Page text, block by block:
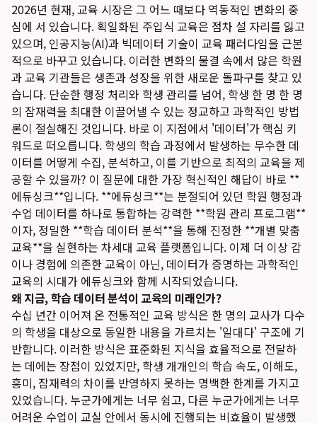
2026년 현재, 교육 시장은 그 어느 때보다 역동적인 변화의 중
심에 서 있습니다. 획일화된 주입식 교육은 점차 설 자리를 잃고
있으며, 인공지능(AI)과 빅데이터 기술이 교육 패러다임을 근본
적으로 바꾸고 있습니다. 이러한 변화의 물결 속에서 많은 학원
과 교육 기관들은 생존과 성장을 위한 새로운 돌파구를 찾고 있
습니다. 단순한 행정 처리와 학생 관리를 넘어, 학생 한 명 한 명
의 잠재력을 최대한 이끌어낼 수 있는 정교하고 과학적인 방법
론이 절실해진 것입니다. 바로 이 지점에서 '데이터'가 핵심 키
워드로 떠오릅니다. 학생의 학습 과정에서 발생하는 무수한 데
이터를 어떻게 수집, 분석하고, 이를 기반으로 최적의 교육을 제
공할 수 있을까? 이 질문에 대한 가장 혁신적인 해답이 바로 **
에듀싱크**입니다. **에듀싱크**는 분절되어 있던 학원 행정과
수업 데이터를 하나로 통합하는 강력한 **학원 관리 프로그램**
이자, 정밀한 **학습 데이터 분석**을 통해 진정한 **개별 맞춤
교육**을 실현하는 차세대 교육 플랫폼입니다. 이제 더 이상 감
이나 경험에 의존한 교육이 아닌, 데이터가 증명하는 과학적인
교육의 시대가 에듀싱크와 함께 시작되었습니다.
왜 지금, 학습 데이터 분석이 교육의 미래인가?
수십 년간 이어져 온 전통적인 교육 방식은 한 명의 교사가 다수
의 학생을 대상으로 동일한 내용을 가르치는 '일대다' 구조에 기
반합니다. 이러한 방식은 표준화된 지식을 효율적으로 전달하
는 데에는 장점이 있었지만, 학생 개개인의 학습 속도, 이해도,
흥미, 잠재력의 차이를 반영하지 못하는 명백한 한계를 가지고
있었습니다. 누군가에게는 너무 쉽고, 다른 누군가에게는 너무
어려운 수업이 교실 안에서 동시에 진행되는 비효율이 발생했